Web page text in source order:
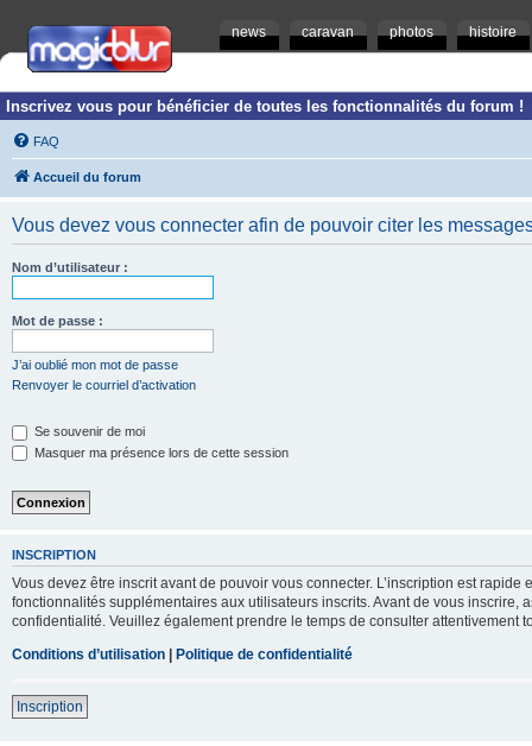
news caravan photos histoire
Inscrivez vous pour bénéficier de toutes les fonctionnalités du forum !
FAQ
Accueil du forum
Vous devez vous connecter afin de pouvoir citer les
Nom d’utilisateur :
Mot de passe :
J’ai oublié mon mot de passe
Renvoyer le courriel d’activation
Se souvenir de moi
Masquer ma présence lors de cette session
INSCRIPTION
Vous devez être inscrit avant de pouvoir vous connecter. L’inscription est
fonctionnalités supplémentaires aux utilisateurs inscrits. Avant de vous inscrire,
confidentialité. Veuillez également prendre le temps de consulter attentivement
Conditions d’utilisation | Politique de confidentialité
Inscription